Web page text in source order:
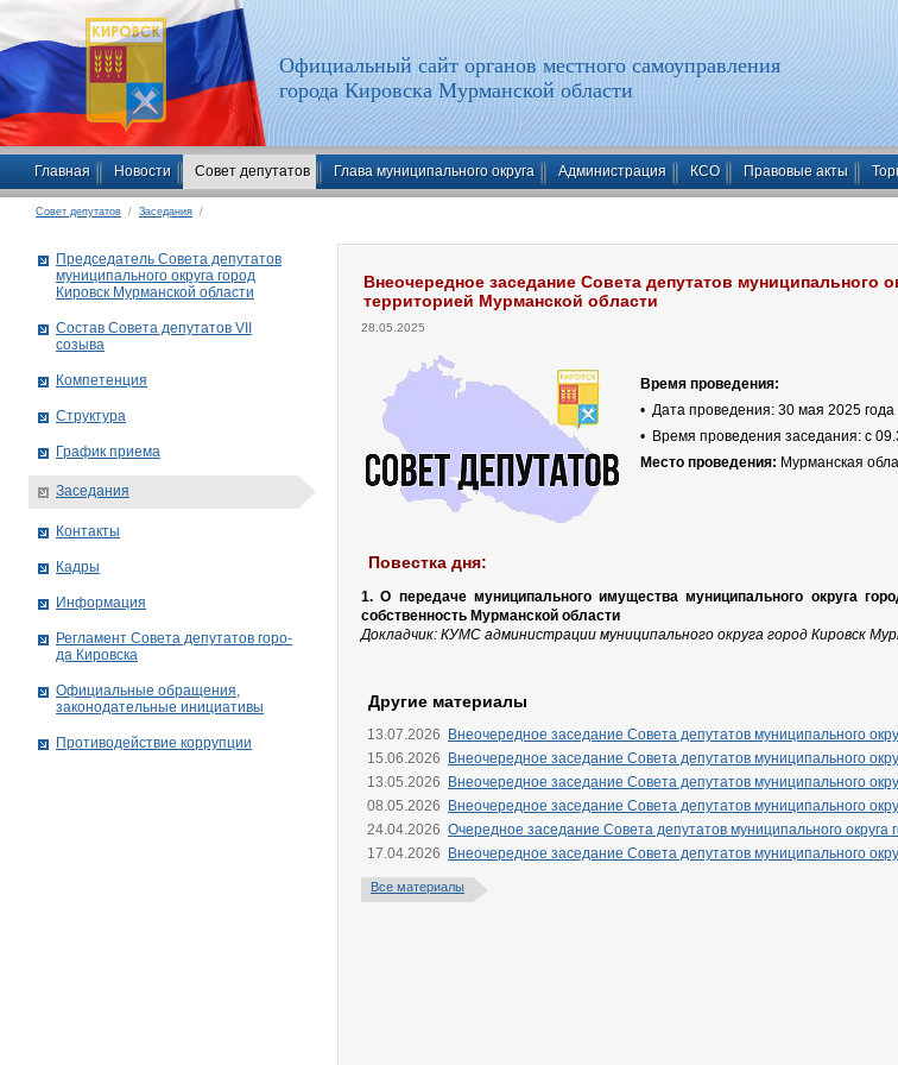
Официальный сайт органов местного самоуправления
города Кировска Мурманской области
Главная Новости Совет депутатов Глава муниципального округа Администрация КСО Правовые акты
Совет депутатов / Заседания /
Внеочередное заседание Совета депутатов муниципального
территорией Мурманской области
28.05.2025
Время проведения:
• Дата проведения: 30 мая 2025 года
• Время проведения заседания: с
Место проведения: Мурманская
Повестка дня:
1. О передаче муниципального имущества муниципального округа
собственность Мурманской области
Докладчик: КУМС администрации муниципального округа город Кировск
Другие материалы
13.07.2026
Внеочередное заседание Совета депутатов муниципального
15.06.2026
Внеочередное заседание Совета депутатов муниципального
13.05.2026
Внеочередное заседание Совета депутатов муниципального
08.05.2026
Внеочередное заседание Совета депутатов муниципального
24.04.2026 Очередное заседание Совета депутатов муниципального
17.04.2026
Внеочередное заседание Совета депутатов муниципального
Все материалы
Председатель Совета депутатов
муниципального округа город
Кировск Мурманской области
Состав Совета депутатов VII
созыва
Компетенция
Структура
График приема
Заседания
Контакты
Кадры
Информация
Рег­ла­мент Совета депутатов го­ро­
да Ки­ров­ска
Официальные обращения,
законодательные инициативы
Противодействие коррупции